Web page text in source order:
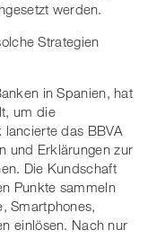
werden.
Strategien
in Spanien, hat
um die
das BBVA
und Erklärungen zur
Die Kundschaft
Punkte sammeln
Smartphones,
einlösen. Nach nur